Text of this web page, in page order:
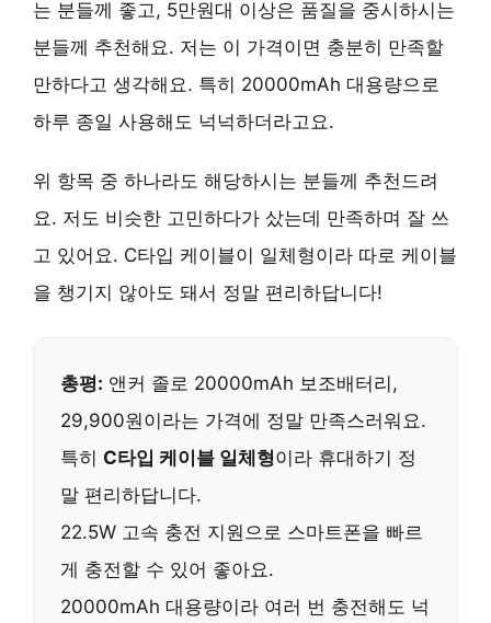
는 분들께 좋고, 5만원대 이상은 품질을 중시하시는
분들께 추천해요. 저는 이 가격이면 충분히 만족할
만하다고 생각해요. 특히 20000mAh 대용량으로
하루 종일 사용해도 넉넉하더라고요.
위 항목 중 하나라도 해당하시는 분들께 추천드려
요. 저도 비슷한 고민하다가 샀는데 만족하며 잘 쓰
고 있어요. C타입 케이블이 일체형이라 따로 케이블
을 챙기지 않아도 돼서 정말 편리하답니다!
총평: 앤커 졸로 20000mAh 보조배터리,
29,900원이라는 가격에 정말 만족스러워요.
특히 C타입 케이블 일체형이라 휴대하기 정
말 편리하답니다.
22.5W 고속 충전 지원으로 스마트폰을 빠르
게 충전할 수 있어 좋아요.
20000mAh 대용량이라 여러 번 충전해도 넉